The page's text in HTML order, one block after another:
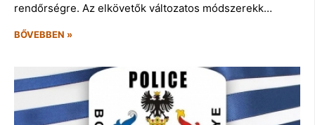
rendőrségre. Az elkövetők változatos módszerekk…
BŐVEBBEN »